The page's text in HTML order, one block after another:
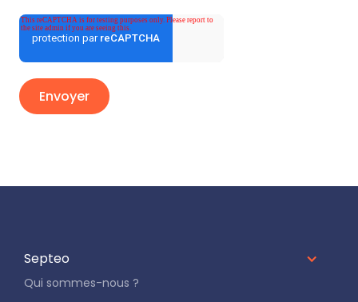
Septeo
Qui sommes-nous ?